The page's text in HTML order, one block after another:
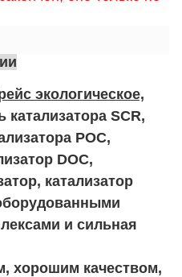
экологическое,
катализатора SCR,
POC,
DOC,
катализатор
и сильная
хорошим качеством,